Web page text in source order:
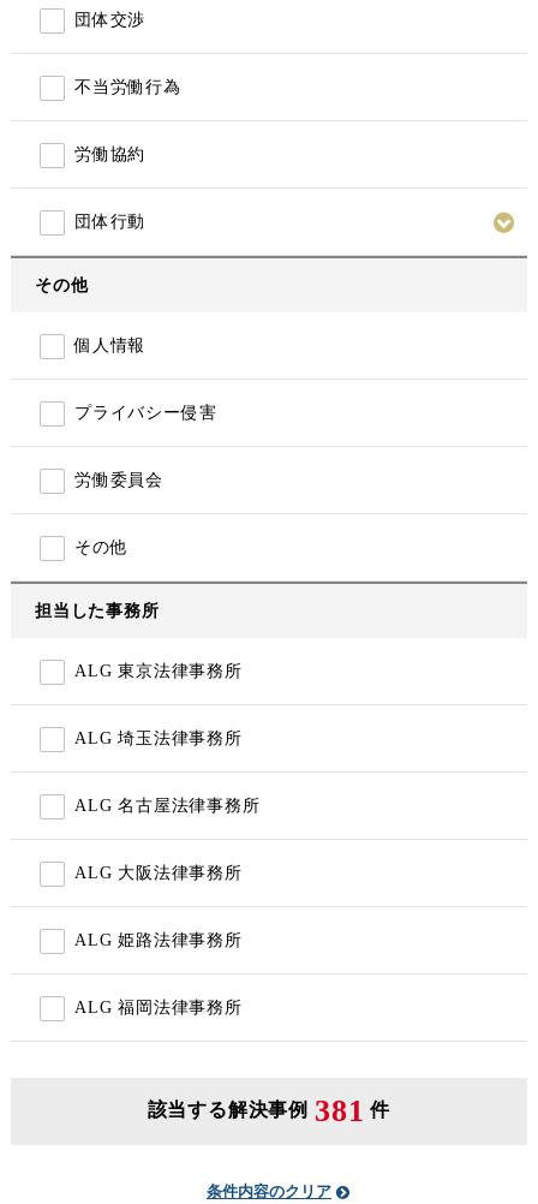
団体交渉
不当労働行為
労働協約
団体行動
その他
個人情報
プライバシー侵害
労働委員会
その他
担当した事務所
ALG 東京法律事務所
ALG 埼玉法律事務所
ALG 名古屋法律事務所
ALG 大阪法律事務所
ALG 姫路法律事務所
ALG 福岡法律事務所
該当する解決事例 381 件
条件内容のクリア